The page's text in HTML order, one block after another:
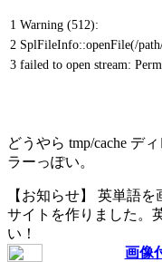
1
2
3
Warning (512):
SplFileInfo::openFile(/
failed to open stream:
どうやら tmp/cache デ
ラーっぽい。
【お知らせ】 英単語
サイトを作りました。
い！
画像